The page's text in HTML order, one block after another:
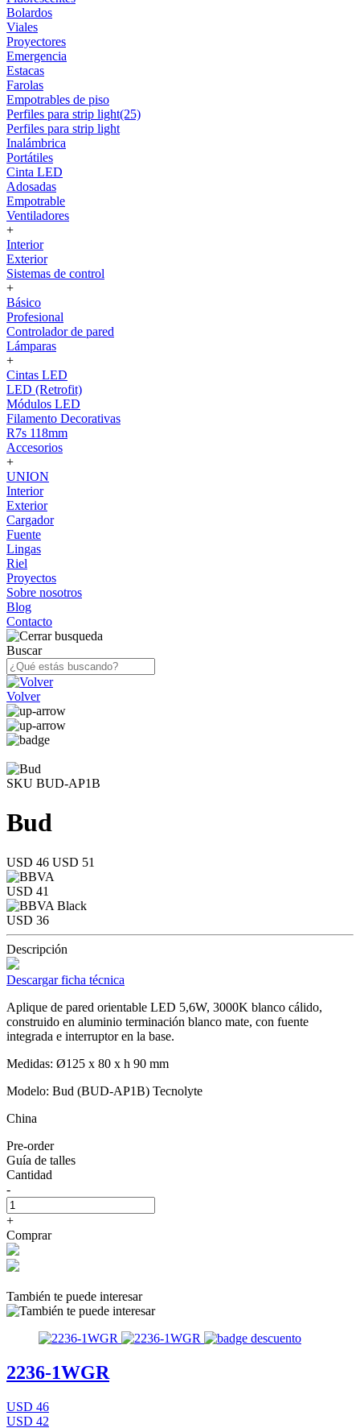
Bolardos
Viales
Proyectores
Emergencia
Estacas
Farolas
Empotrables de piso
Perfiles para strip light(25)
Perfiles para strip light
Inalámbrica
Portátiles
Cinta LED
Adosadas
Empotrable
Ventiladores
+
Interior
Exterior
Sistemas de control
+
Básico
Profesional
Controlador de pared
Lámparas
+
Cintas LED
LED (Retrofit)
Módulos LED
Filamento Decorativas
R7s 118mm
Accesorios
+
UNION
Interior
Exterior
Cargador
Fuente
Lingas
Riel
Proyectos
Sobre nosotros
Blog
Contacto
Buscar
Volver
SKU BUD-AP1B
Bud
USD 46 USD 51
USD 41
USD 36
Descripción
Descargar ficha técnica
Aplique de pared orientable LED 5,6W, 3000K blanco cálido,
construido en aluminio terminación blanco mate, con fuente
integrada e interruptor en la base.
Medidas: Ø125 x 80 x h 90 mm
Modelo: Bud (BUD-AP1B) Tecnolyte
China
Pre-order
Guía de talles
Cantidad
-
+
Comprar
También te puede interesar
2236-1WGR
USD 46
USD 42